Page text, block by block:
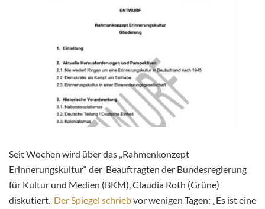
Seit Wochen wird über das „Rahmenkonzept
Erinnerungskultur“ der Beauftragten der Bundesregierung
für Kultur und Medien (BKM), Claudia Roth (Grüne)
diskutiert. Der Spiegel schriebvor wenigen Tagen: „Es ist eine